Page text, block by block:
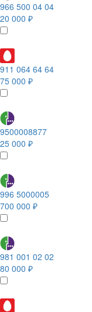
966 500 04 04
20 000 ₽
911 064 64 64
75 000 ₽
9500008877
25 000 ₽
996 5000005
700 000 ₽
981 001 02 02
80 000 ₽